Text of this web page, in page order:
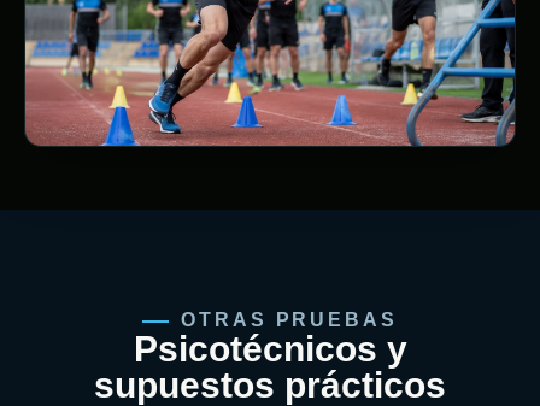
OTRAS PRUEBAS
Psicotécnicos y
supuestos prácticos